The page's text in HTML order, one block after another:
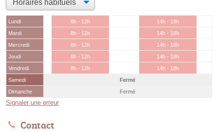
Lundi 8h - 12h
14h - 18h
Mardi
8h - 12h
14h - 18h
Mercredi
8h - 12h
14h - 18h
Jeudi
8h - 12h
14h - 18h
Vendredi
8h - 12h
14h - 18h
Samedi
Fermé
Dimanche
Fermé
Signaler une erreur
Contact